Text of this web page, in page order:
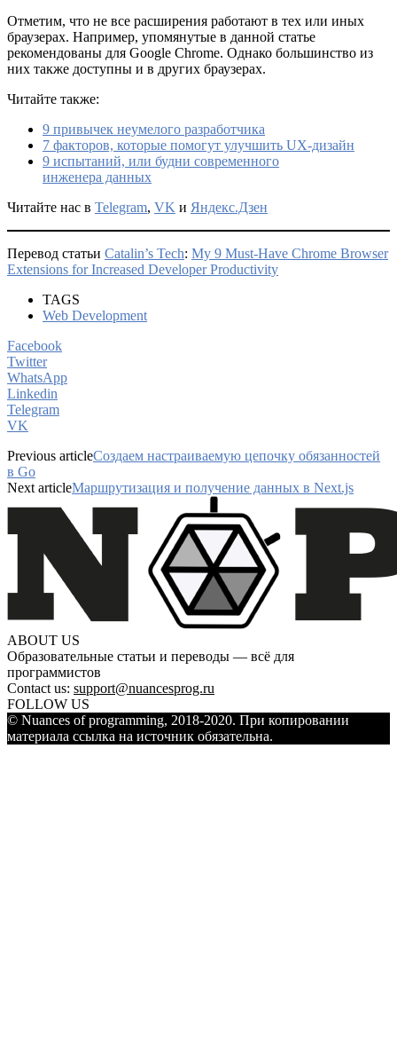
Отметим, что не все расширения работают в тех или иных
браузерах. Например, упомянутые в данной статье
рекомендованы для Google Chrome. Однако большинство из
них также доступны и в других браузерах.
Читайте также:
9 привычек неумелого разработчика
7 факторов, которые помогут улучшить UX-дизайн
9 испытаний, или будни современного
инженера данных
Читайте нас в Telegram, VK и Яндекс.Дзен
Перевод статьи Catalin’s Tech: My 9 Must-Have Chrome Browser
Extensions for Increased Developer Productivity
TAGS
Web Development
Facebook
Twitter
WhatsApp
Linkedin
Telegram
VK
Previous articleСоздаем настраиваемую цепочку обязанностей
в Go
Next articleМаршрутизация и получение данных в Next.js
ABOUT US
Образовательные статьи и переводы — всё для
программистов
Contact us: support@nuancesprog.ru
FOLLOW US
© Nuances of programming, 2018-2020. При копировании
материала ссылка на источник обязательна.